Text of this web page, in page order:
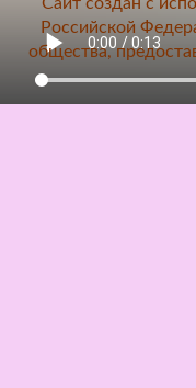
Российской
общества,